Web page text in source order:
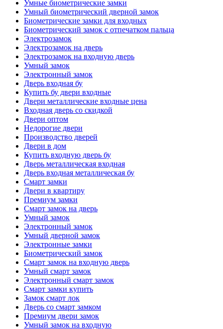
Умные биометрические замки
Умный биометрический дверной замок
Биометрические замки для входных
Биометрический замок с отпечатком пальца
Электрозамок
Электрозамок на дверь
Электрозамок на входную дверь
Умный замок
Электронный замок
Дверь входная бу
Купить бу двери входные
Двери металлические входные цена
Входная дверь со скидкой
Двери оптом
Недорогие двери
Производство дверей
Двери в дом
Купить входную дверь бу
Дверь металлическая входная
Дверь входная металлическая бу
Смарт замки
Двери в квартиру
Премиум замки
Смарт замок на дверь
Умный замок
Электронный замок
Умный дверной замок
Электронные замки
Биометрический замок
Смарт замок на входную дверь
Умный смарт замок
Электронный смарт замок
Смарт замки купить
Замок смарт лок
Дверь со смарт замком
Премиум двери замок
Умный замок на входную